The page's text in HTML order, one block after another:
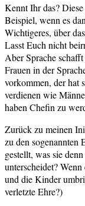
Kennt Ihr das?
Beispiel, wenn es
Wichtigeres, über
Lasst Euch nicht
Aber Sprache
Frauen in der
vorkommen, der hat
verdienen wie
haben Chefin zu
Zurück zu meinen
zu den sogenannten
gestellt, was sie
unterscheidet?
und die Kinder
verletzte Ehre?)